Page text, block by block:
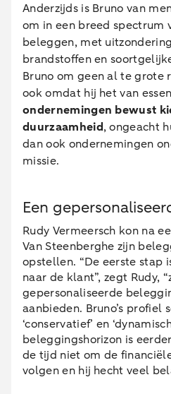
Anderzijds is Bruno van
om in een breed spectrum
beleggen, met
brandstoffen en
Bruno om geen al te grote
ook omdat hij het van
ondernemingen bewust
duurzaamheid, ongeacht
dan ook ondernemingen
missie.
Een
Rudy Vermeersch kon na
Van Steenberghe zijn
opstellen. “De eerste stap
naar de klant”, zegt Rudy,
gepersonaliseerde
aanbieden. Bruno’s profiel
‘conservatief’ en
beleggingshorizon is
de tijd niet om de
volgen en hij hecht veel